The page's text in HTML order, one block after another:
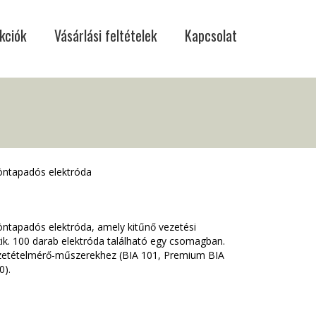
Vásárlási feltételek Kapcsolat
elektróda
elektróda, amely kitűnő vezetési
100 darab elektróda található egy csomagban.
műszerekhez (BIA 101, Premium BIA